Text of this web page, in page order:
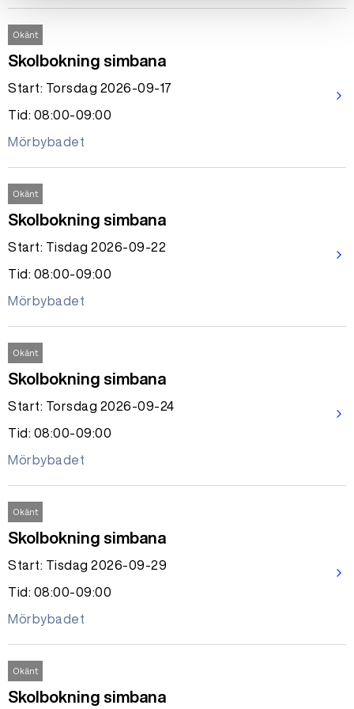
Okänt
Skolbokning simbana
Start: Torsdag 2026-09-17
Tid: 08:00-09:00
Mörbybadet
arrow_forward_ios
Okänt
Skolbokning simbana
Start: Tisdag 2026-09-22
Tid: 08:00-09:00
Mörbybadet
arrow_forward_ios
Okänt
Skolbokning simbana
Start: Torsdag 2026-09-24
Tid: 08:00-09:00
Mörbybadet
arrow_forward_ios
Okänt
Skolbokning simbana
Start: Tisdag 2026-09-29
Tid: 08:00-09:00
Mörbybadet
arrow_forward_ios
Okänt
Skolbokning simbana